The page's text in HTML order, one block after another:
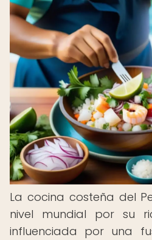
La cocina costeña del
nivel mundial por su
influenciada por una